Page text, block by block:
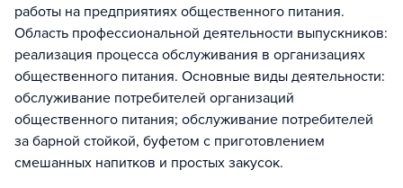
работы на предприятиях общественного питания.
Область профессиональной деятельности выпускников:
реализация процесса обслуживания в организациях
общественного питания. Основные виды деятельности:
обслуживание потребителей организаций
общественного питания; обслуживание потребителей
за барной стойкой, буфетом с приготовлением
смешанных напитков и простых закусок.